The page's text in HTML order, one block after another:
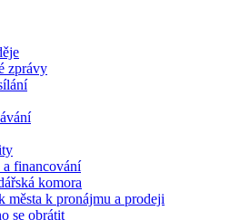
zprávy
a financování
komora
města k pronájmu a prodeji
se obrátit